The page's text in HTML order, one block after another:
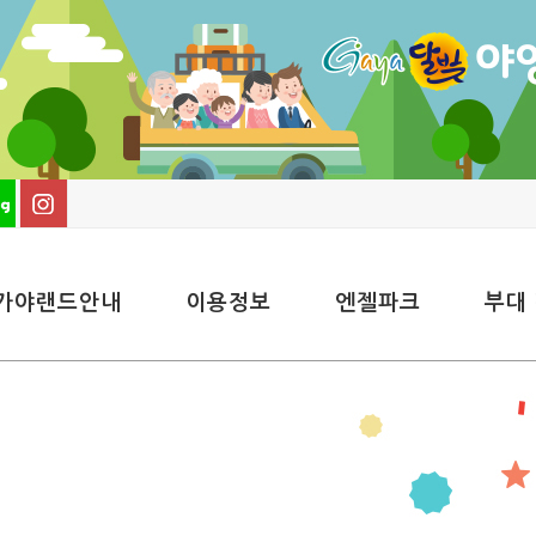
야랜드안내 이용정보 엔젤파크 부대